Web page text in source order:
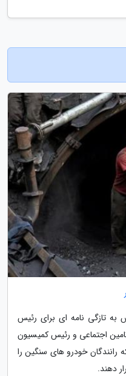
و اتوبوس به تازگی نامه ای برای رئیس
اجتماعی و رئیس کمیسیون
خودرو های سنگین را
دهند.